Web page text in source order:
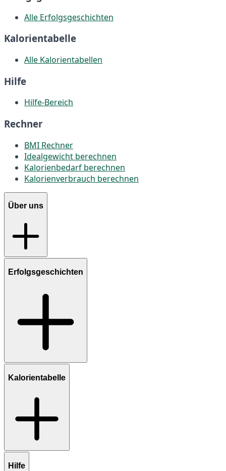
Alle Erfolgsgeschichten
Kalorientabelle
Alle Kalorientabellen
Hilfe
Hilfe-Bereich
Rechner
BMI Rechner
Idealgewicht berechnen
Kalorienbedarf berechnen
Kalorienverbrauch berechnen
Über uns
Erfolgsgeschichten
Kalorientabelle
Hilfe